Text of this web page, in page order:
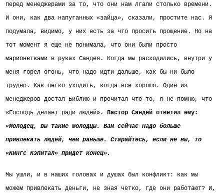
перед менеджерами за то, что они нам лгали столько времени.
И они, как два напуганных «зайца», сказали, простите нас.
Я
подумала, видимо, у них есть за что просить прощение. Но на
тот момент я еще не понимала, что они были просто
марионетками в руках Сандея. Когда мы расходились, внутри у
меня горел огонь, что надо идти дальше, как бы ни было
трудно. Как легко уходить, когда все хорошо. Один из
менеджеров достал Библию и прочитал что-то, я не помню, что
«Господь делает ради людей». Пастор Сандей ответил ему:
«Молодец, вы такие молодцы. Вам сейчас надо больше
привлекать людей, чем раньше. Старайтесь, если не вы, то
«Кингс Кэпитал» придет конец».
Мы ушли, и в наших головах и душах был конфликт: как мы
можем привлекать деньги, не зная четко, где они работают? И,